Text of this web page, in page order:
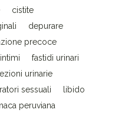
cistite
depurare
precoce
fastidi urinari
urinarie
sessuali
libido
peruviana